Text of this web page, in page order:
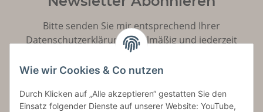
Bitte senden Sie mir entsprechend Ihrer
Datenschutzerklärungregelmäßig und jederzeit
widerruflich Informationen zu Ihrem Produktsortiment
per E-Mail zu.
Abonnieren
Wie wir Cookies & Co nutzen
Durch Klicken auf „Alle akzeptieren“ gestatten Sie den
Einsatz folgender Dienste auf unserer Website: YouTube,